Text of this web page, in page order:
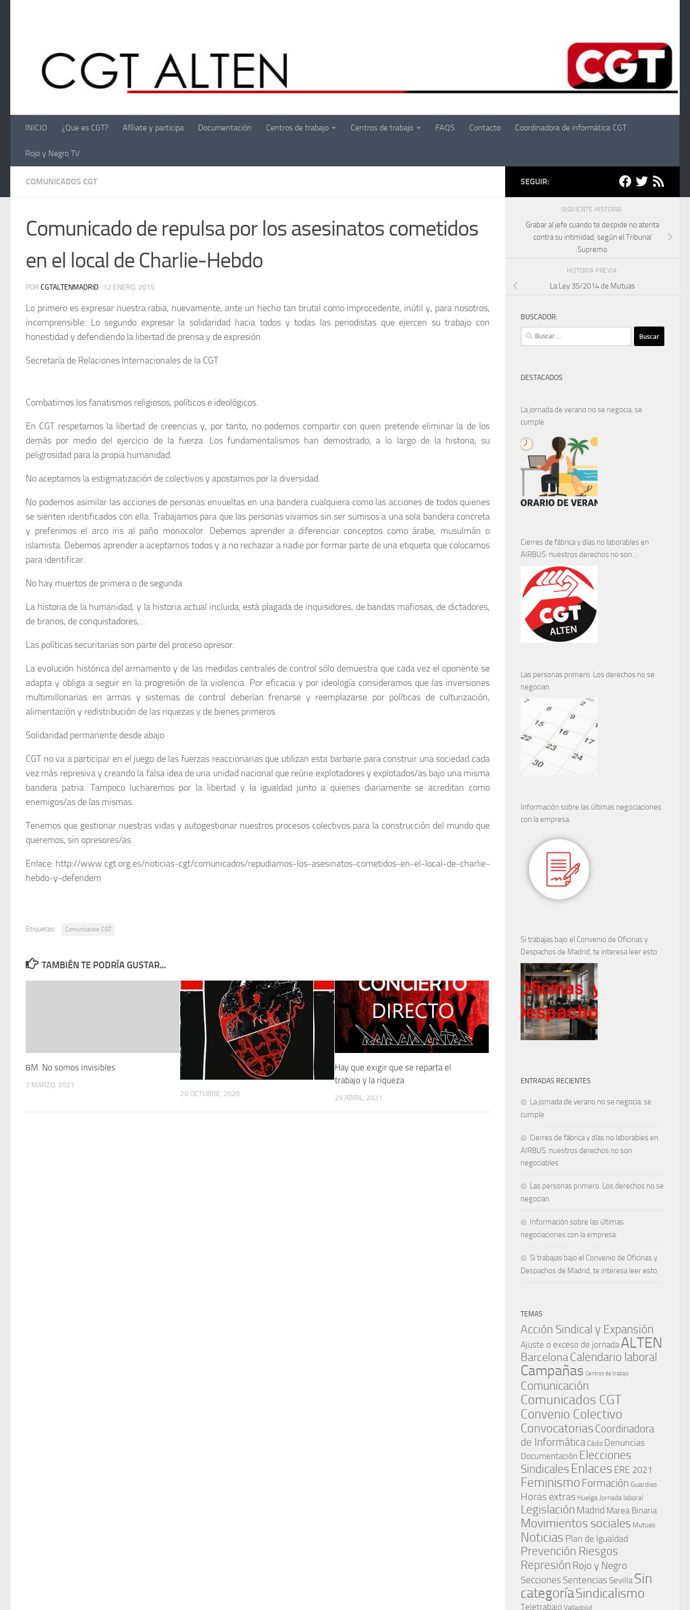
INICIO ¿Que es CGT? Afíliate y participa Documentación Centros de trabajo Centros de trabajo FAQS Contacto Coordinadora de informática CGT
Rojo y Negro TV
COMUNICADOS CGT
Comunicado de repulsa por los asesinatos cometidos
en el local de Charlie-Hebdo
POR CGTALTENMADRID · 12 ENERO, 2015
Lo primero es expresar nuestra rabia, nuevamente, ante un hecho tan brutal como improcedente, inútil y, para nosotros,
incomprensible. Lo segundo expresar la solidaridad hacia todos y todas las periodistas que ejercen su trabajo con
honestidad y defendiendo la libertad de prensa y de expresión.
Secretaría de Relaciones Internacionales de la CGT
Combatimos los fanatismos religiosos, políticos e ideológicos.
En CGT respetamos la libertad de creencias y, por tanto, no podemos compartir con quien pretende eliminar la de los
demás por medio del ejercicio de la fuerza. Los fundamentalismos han demostrado, a lo largo de la historia, su
peligrosidad para la propia humanidad.
No aceptamos la estigmatización de colectivos y apostamos por la diversidad.
No podemos asimilar las acciones de personas envueltas en una bandera cualquiera como las acciones de todos quienes
se sienten identificados con ella. Trabajamos para que las personas vivamos sin ser sumisos a una sola bandera concreta
y preferimos el arco iris al paño monocolor. Debemos aprender a diferenciar conceptos como árabe, musulmán o
islamista. Debemos aprender a aceptarnos todos y a no rechazar a nadie por formar parte de una etiqueta que colocamos
para identificar.
No hay muertos de primera o de segunda
La historia de la humanidad, y la historia actual incluida, está plagada de inquisidores, de bandas mafiosas, de dictadores,
de tiranos, de conquistadores,…
Las políticas securitarias son parte del proceso opresor.
La evolución histórica del armamento y de las medidas centrales de control sólo demuestra que cada vez el oponente se
adapta y obliga a seguir en la progresión de la violencia. Por eficacia y por ideología consideramos que las inversiones
multimillonarias en armas y sistemas de control deberían frenarse y reemplazarse por políticas de culturización,
alimentación y redistribución de las riquezas y de bienes primeros.
Solidaridad permanente desde abajo
CGT no va a participar en el juego de las fuerzas reaccionarias que utilizan esta barbarie para construir una sociedad cada
vez más represiva y creando la falsa idea de una unidad nacional que reúne explotadores y explotados/as bajo una misma
bandera patria. Tampoco lucharemos por la libertad y la igualdad junto a quienes diariamente se acreditan como
enemigos/as de las mismas.
Tenemos que gestionar nuestras vidas y autogestionar nuestros procesos colectivos para la construcción del mundo que
queremos, sin opresores/as.
Enlace: http://www.cgt.org.es/noticias-cgt/comunicados/repudiamos-los-asesinatos-cometidos-en-el-local-de-charlie-
hebdo-y-defendem
Etiquetas: Comunicados CGT
TAMBIÉN TE PODRÍA GUSTAR...
8M. No somos invisibles
7 MARZO, 2021
20 OCTUBRE, 2020
Hay que exigir que se reparta el
trabajo y la riqueza
29 ABRIL, 2021
SEGUIR:
SIGUIENTE HISTORIA
Grabar al jefe cuando te despide no atenta
contra su intimidad, según el Tribunal
Supremo
HISTORIA PREVIA
La Ley 35/2014 de Mutuas
BUSCADOR:
Buscar:
DESTACADOS
La jornada de verano no se negocia: se
cumple
Cierres de fábrica y días no laborables en
AIRBUS: nuestros derechos no son
negociables
Las personas primero. Los derechos no se
negocian
Información sobre las últimas negociaciones
con la empresa.
Si trabajas bajo el Convenio de Oficinas y
Despachos de Madrid, te interesa leer esto
ENTRADAS RECIENTES
La jornada de verano no se negocia: se
cumple
Cierres de fábrica y días no laborables en
AIRBUS: nuestros derechos no son
negociables
Las personas primero. Los derechos no se
negocian
Información sobre las últimas
negociaciones con la empresa.
Si trabajas bajo el Convenio de Oficinas y
Despachos de Madrid, te interesa leer esto
TEMAS
Acción Sindical y Expansión
Ajuste o exceso de jornada ALTEN
BarcelonaCalendario laboral
Campañas Centros de trabajo
Comunicación
Comunicados CGT
Convenio Colectivo
Convocatorias Coordinadora
de Informática Cádiz Denuncias
Documentación Elecciones
Sindicales Enlaces ERE 2021
Feminismo Formación Guardias
Horas extras Huelga Jornada laboral
Legislación Madrid Marea Binaria
Movimientos sociales Mutuas
Noticias Plan de Igualdad
Prevención Riesgos
Represión Rojo y Negro
Secciones Sentencias Sevilla Sin
categoríaSindicalismo
Teletrabajo Valladolid